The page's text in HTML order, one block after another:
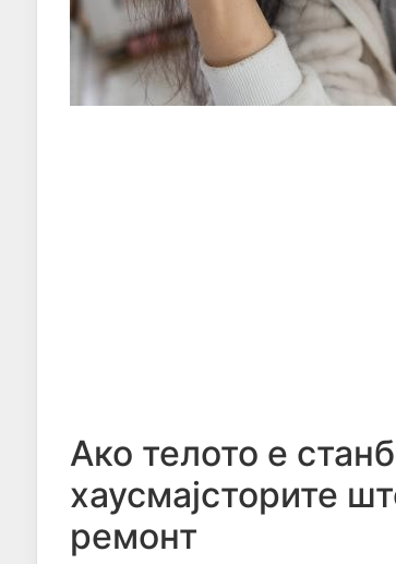
Ако телото е
хаусмајсторите
ремонт